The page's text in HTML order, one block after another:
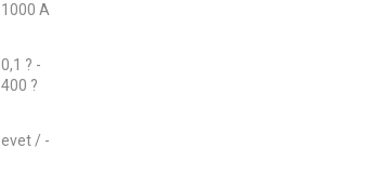
1000 A
0,1 ? -
400 ?
evet / -